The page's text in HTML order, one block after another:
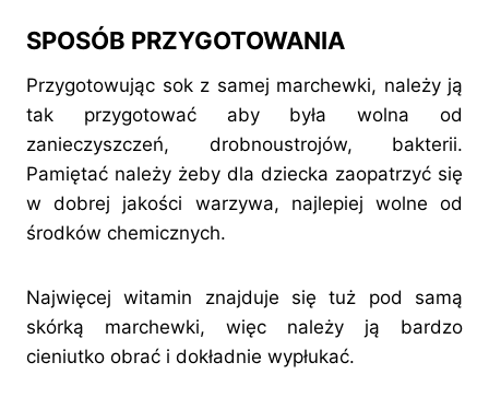
SPOSÓB PRZYGOTOWANIA
Przygotowując sok z samej marchewki, należy ją
tak przygotować aby była wolna od
zanieczyszczeń, drobnoustrojów, bakterii.
Pamiętać należy żeby dla dziecka zaopatrzyć się
w dobrej jakości warzywa, najlepiej wolne od
środków chemicznych.
Najwięcej witamin znajduje się tuż pod samą
skórką marchewki, więc należy ją bardzo
cieniutko obrać i dokładnie wypłukać.